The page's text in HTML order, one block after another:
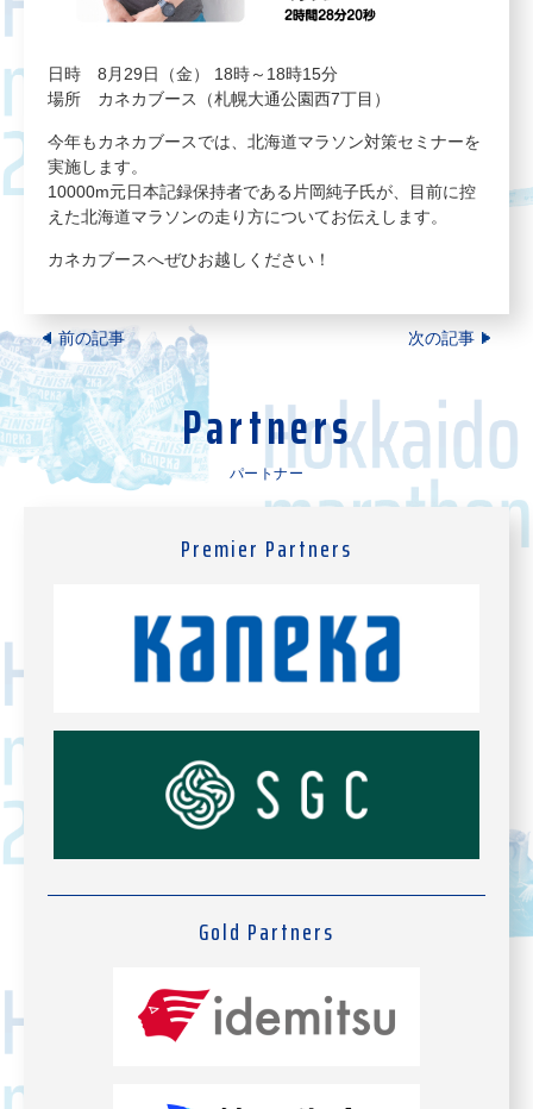
日時 8月29日（金） 18時～18時15分
場所 カネカブース（札幌大通公園西7丁目）
今年もカネカブースでは、北海道マラソン対策セミナーを
実施します。
10000m元日本記録保持者である片岡純子氏が、目前に控
えた北海道マラソンの走り方についてお伝えします。
カネカブースへぜひお越しください！
前の記事 次の記事
Partners
パートナー
Premier Partners
Gold Partners